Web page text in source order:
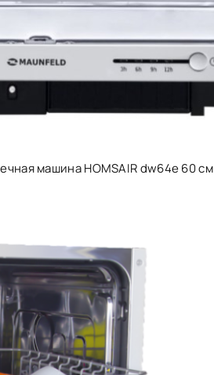
машина HOMSAIR dw64e 60 см